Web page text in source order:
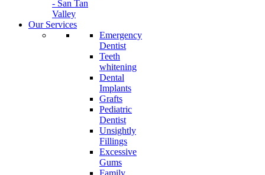
- San Tan
Valley
Our Services
Emergency
Dentist
Teeth
whitening
Dental
Implants
Grafts
Pediatric
Dentist
Unsightly
Fillings
Excessive
Gums
Family